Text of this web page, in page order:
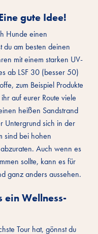
gute Idee!
Hunde einen
du am besten deinen
mit einem starken UV-
ab LSF 30 (besser 50)
zum Beispiel Produkte
auf eurer Route viele
heißen Sandstrand
Untergrund sich in der
sind bei hohen
Auch wenn es
sollte, kann es für
ganz anders aussehen.
ein Wellness-
Tour hat, gönnst du